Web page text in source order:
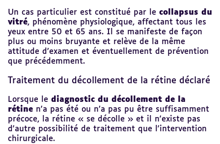
Un cas particulier est constitué par le collapsus du
vitré, phénomène physiologique, affectant tous les
yeux entre 50 et 65 ans. Il se manifeste de façon
plus ou moins bruyante et relève de la même
attitude d’examen et éventuellement de prévention
que précédemment.
Traitement du décollement de la rétine déclaré
Lorsque le diagnostic du décollement de la
rétine n'a pas été ou n’a pas pu être suffisamment
précoce, la rétine « se décolle » et il n'existe pas
d'autre possibilité de traitement que l'intervention
chirurgicale.